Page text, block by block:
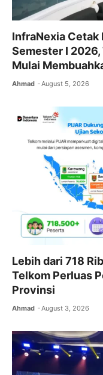
InfraNexia Cetak
Semester I
Mulai
Ahmad August 5, 2026
Lebih dari 718
Telkom Perluas
Provinsi
Ahmad August 3, 2026